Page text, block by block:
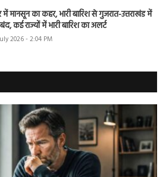
मानसून का कहर, भारी बारिश से गुजरात-उत्तराखंड में
कई राज्यों में भारी बारिश का अलर्ट
2026 - 2:04 PM